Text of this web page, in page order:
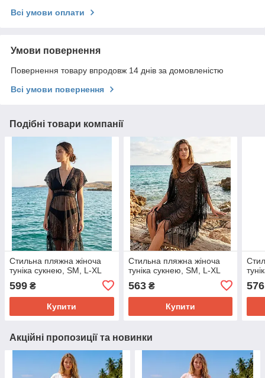
Всі умови оплати
Умови повернення
Повернення товару впродовж 14 днів за домовленістю
Всі умови повернення
Подібні товари компанії
Стильна пляжна жіноча
туніка сукнею, SM, L-XL
599 ₴
Купити
Стильна пляжна жіноча
туніка сукнею, SM, L-XL
563₴
Купити
576
Акційні пропозиції та новинки